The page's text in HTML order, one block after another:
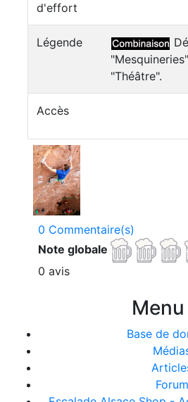
d'effort
Légende
"Théâtre".
Accès
0 Commentaire(s)
Note globale
0 avis
Menu
Base de
Forum